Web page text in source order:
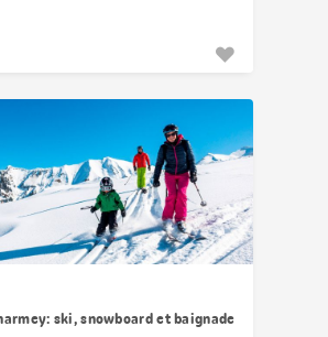
ski, snowboard et baignade